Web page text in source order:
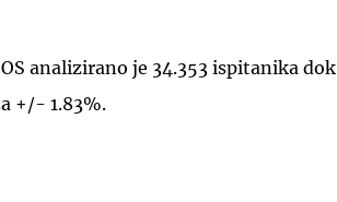
analizirano je 34.353 ispitanika dok
+/- 1.83%.